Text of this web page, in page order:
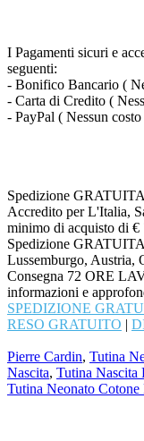
I Pagamenti sicuri e
seguenti:
- Bonifico Bancario (
- Carta di Credito (
- PayPal ( Nessun
Spedizione
Accredito per L'Italia,
minimo di acquisto di
Spedizione
Lussemburgo, Austria,
Consegna 72 ORE
informazioni e
SPEDIZIONE
RESO GRATUITO |
Pierre Cardin, Tutina
Nascita, Tutina Nascita
Tutina Neonato Cotone